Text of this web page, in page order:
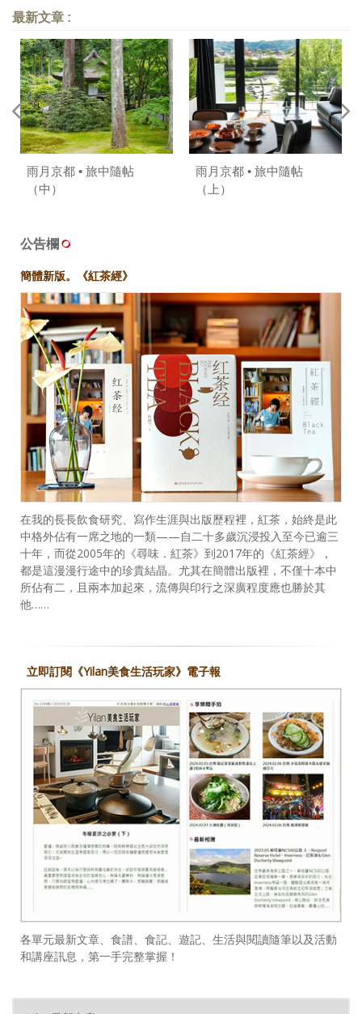
文化鮮明〉
最新文章 :
雨月京都 • 旅中隨帖
（中）
雨月京都 • 旅中隨帖
（上）
公告欄
簡體新版。《紅茶經》
在我的長長飲食研究、寫作生涯與出版歷程裡，紅茶，始終是此
中格外佔有一席之地的一類——自二十多歲沉浸投入至今已逾三
十年，而從2005年的《尋味．紅茶》到2017年的《紅茶經》，
都是這漫漫行途中的珍貴結晶。尤其在簡體出版裡，不僅十本中
所佔有二，且兩本加起來，流傳與印行之深廣程度應也勝於其
他……
立即訂閱《Yilan美食生活玩家》電子報
各單元最新文章、食譜、食記、遊記、生活與閱讀隨筆以及活動
和講座訊息，第一手完整掌握！